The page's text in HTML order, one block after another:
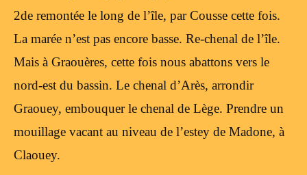
2de remontée le long de l’île, par Cousse cette fois.
La marée n’est pas encore basse. Re-chenal de l’île.
Mais à Graouères, cette fois nous abattons vers le
nord-est du bassin. Le chenal d’Arès, arrondir
Graouey, embouquer le chenal de Lège. Prendre un
mouillage vacant au niveau de l’estey de Madone, à
Claouey.